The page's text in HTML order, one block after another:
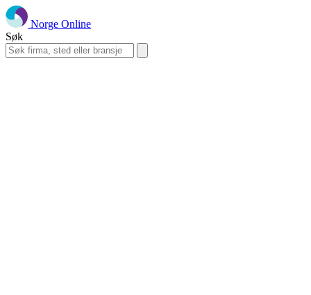
Norge Online
Søk